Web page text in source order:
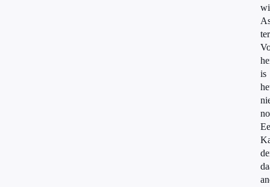
is